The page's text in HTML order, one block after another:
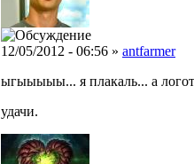
12/05/2012 - 06:56 » antfarmer
ыгыыыыы... я плакаль... а
удачи.